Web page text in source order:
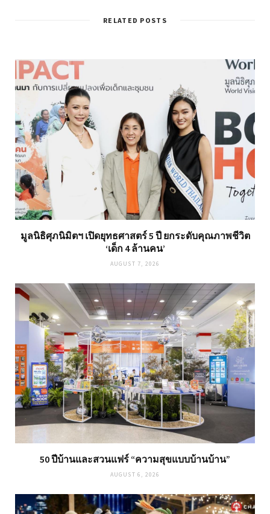
RELATED POSTS
มูลนิธิศุภนิมิตฯ เปิดยุทธศาสตร์ 5 ปี ยกระดับคุณภาพชีวิต
‘เด็ก 4 ล้านคน’
AUGUST 7, 2026
50 ปีบ้านและสวนแฟร์ “ความสุขแบบบ้านบ้าน”
AUGUST 6, 2026